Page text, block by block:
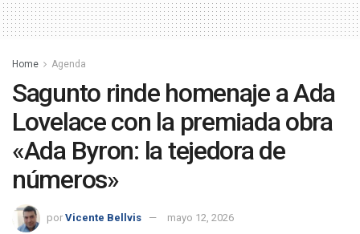
Home Agenda
Sagunto rinde homenaje a Ada
Lovelace con la premiada obra
«Ada Byron: la tejedora de
números»
por Vicente Bellvis mayo 12, 2026